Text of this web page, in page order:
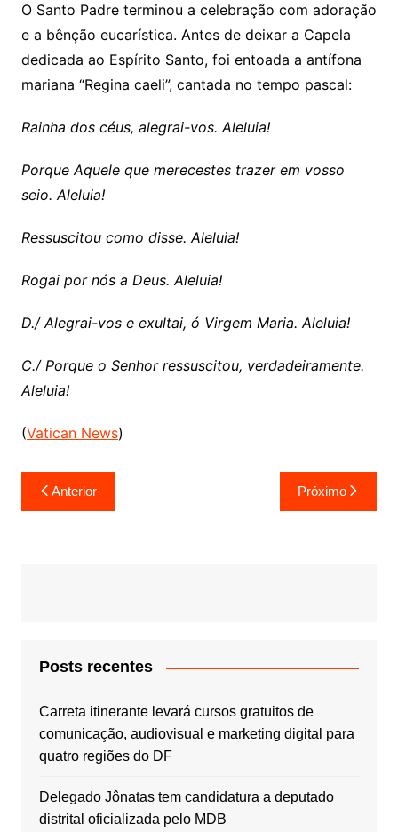
O Santo Padre terminou a celebração com adoração
e a bênção eucarística. Antes de deixar a Capela
dedicada ao Espírito Santo, foi entoada a antífona
mariana “Regina caeli”, cantada no tempo pascal:
Rainha dos céus, alegrai-vos. Aleluia!
Porque Aquele que merecestes trazer em vosso
seio. Aleluia!
Ressuscitou como disse. Aleluia!
Rogai por nós a Deus. Aleluia!
D./ Alegrai-vos e exultai, ó Virgem Maria. Aleluia!
C./ Porque o Senhor ressuscitou, verdadeiramente.
Aleluia!
(Vatican News)
Navegação
de
Anterior Próximo
Posts recentes
Carreta itinerante levará cursos gratuitos de
comunicação, audiovisual e marketing digital para
quatro regiões do DF
Delegado Jônatas tem candidatura a deputado
distrital oficializada pelo MDB